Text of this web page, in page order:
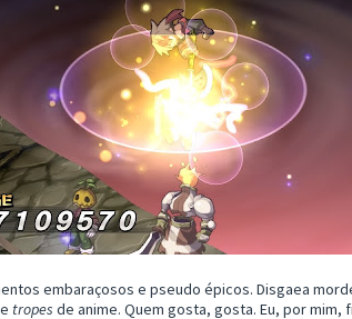
embaraçosos e pseudo épicos. Disgaea
tropes de anime. Quem gosta, gosta. Eu, por mim,